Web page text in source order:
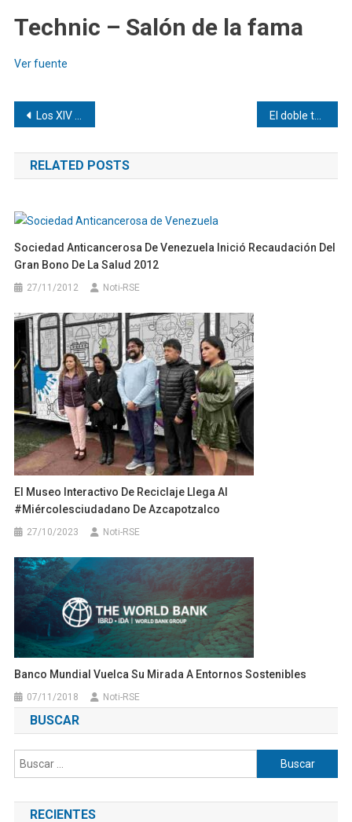
Technic – Salón de la fama
Ver fuente
Navegación
de
entradas
Los XIV Premios a la Innovación Educativa y Experiencias Docentes Innovadoras contarán con un jurado formado por referentes en innovación educativa El doble terremoto de Venezuela en cifras
RELATED POSTS
Sociedad Anticancerosa De Venezuela Inició Recaudación Del
Gran Bono De La Salud 2012
27/11/2012 Noti-RSE
El Museo Interactivo De Reciclaje Llega Al
#Miércolesciudadano De Azcapotzalco
27/10/2023 Noti-RSE
Banco Mundial Vuelca Su Mirada A Entornos Sostenibles
07/11/2018 Noti-RSE
BUSCAR
Buscar:
RECIENTES